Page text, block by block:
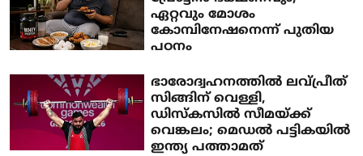
ഏറ്റവും മോശം
കോമ്പിനേഷനെന്ന് പുതിയ
പഠനം
ഭാരോദ്വഹനത്തില്‍ ലവ്പ്രീത്
സിങ്ങിന് വെള്ളി,
ഡിസ്‌കസില്‍ സീമയ്ക്ക്
വെങ്കലം; മെഡല്‍ പട്ടികയില്‍
ഇന്ത്യ പത്താമത്